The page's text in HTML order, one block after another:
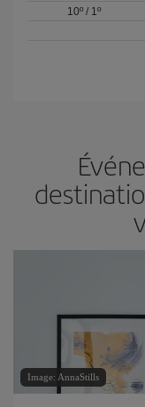
10º / 1º
Image: AnnaStills